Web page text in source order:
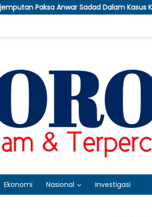
Dalam Kasus Korupsi Dana Hibah Jatim
Ekonomi Nasional Investigasi